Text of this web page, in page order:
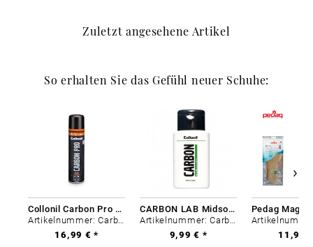
Zuletzt angesehene Artikel
So erhalten Sie das Gefühl neuer Schuhe:
Collonil Carbon Pro 400 ml
Artikelnummer: Carbon-0
16,99 € *
CARBON LAB Midsole Cleaner
Artikelnummer: Carbon-0
9,99 € *
11,99